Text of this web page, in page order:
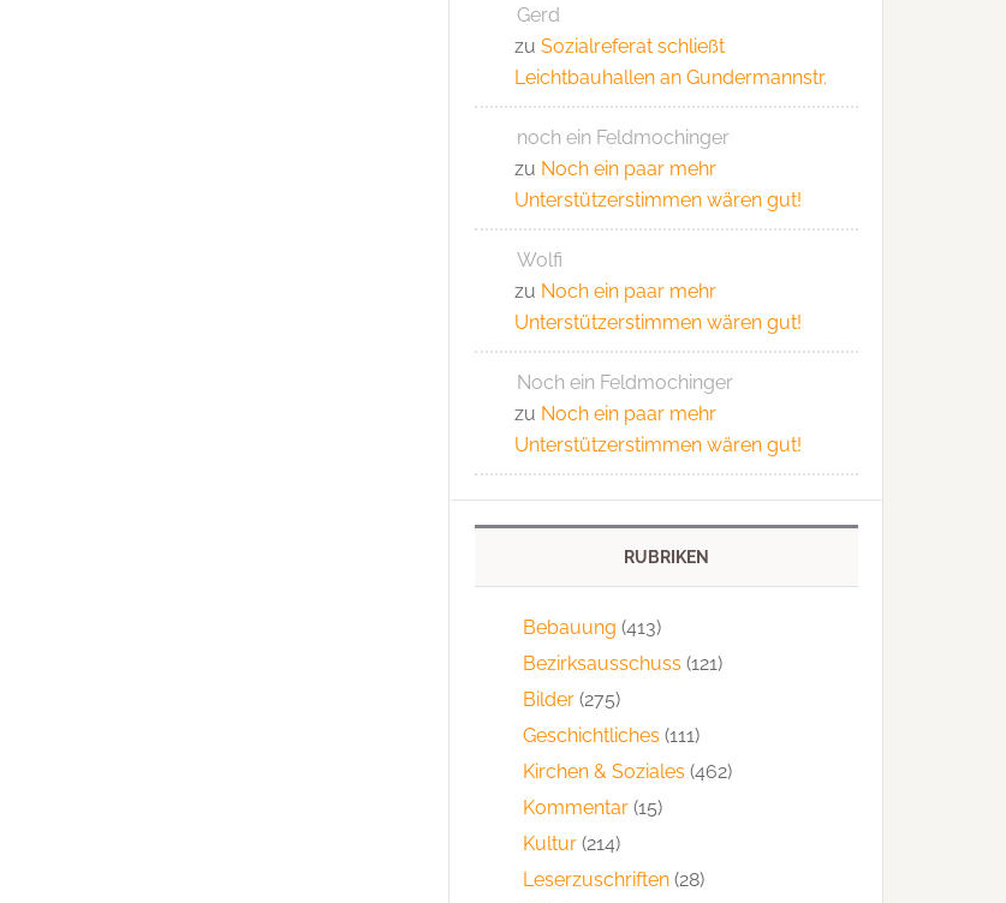
Gerd
zu Sozialreferat schließt
Leichtbauhallen an Gundermannstr.
noch ein Feldmochinger
zu Noch ein paar mehr
Unterstützerstimmen wären gut!
Wolfi
zu Noch ein paar mehr
Unterstützerstimmen wären gut!
Noch ein Feldmochinger
zu Noch ein paar mehr
Unterstützerstimmen wären gut!
RUBRIKEN
Bebauung (413)
Bezirksausschuss (121)
Bilder (275)
Geschichtliches (111)
Kirchen & Soziales (462)
Kommentar (15)
Kultur (214)
Leserzuschriften (28)